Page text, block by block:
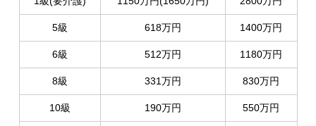
5級 618万円 1400万円
6級 512万円 1180万円
8級 331万円 830万円
10級 190万円 550万円